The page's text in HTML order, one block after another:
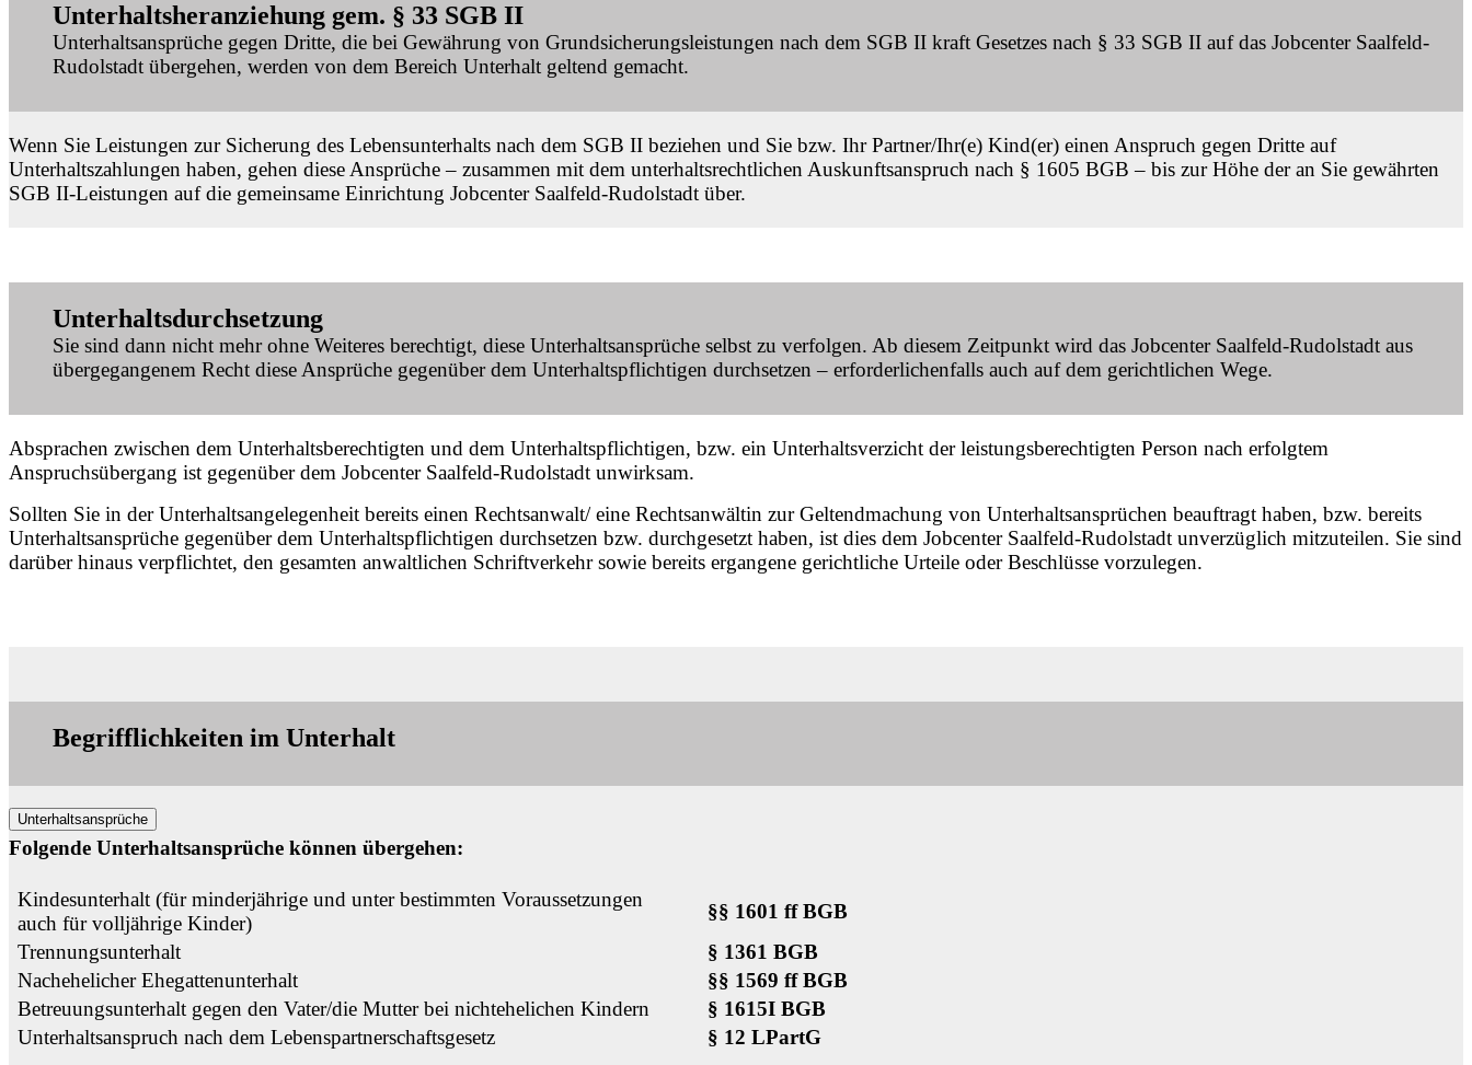
Unterhaltsheranziehung gem. § 33 SGB II
Unterhaltsansprüche gegen Dritte, die bei Gewährung von Grundsicherungsleistungen nach dem SGB II kraft Gesetzes nach § 33 SGB II auf das Jobcenter Saalfeld-
Rudolstadt übergehen, werden von dem Bereich Unterhalt geltend gemacht.
Wenn Sie Leistungen zur Sicherung des Lebensunterhalts nach dem SGB II beziehen und Sie bzw. Ihr Partner/Ihr(e) Kind(er) einen Anspruch gegen Dritte auf
Unterhaltszahlungen haben, gehen diese Ansprüche – zusammen mit dem unterhaltsrechtlichen Auskunftsanspruch nach § 1605 BGB – bis zur Höhe der an Sie gewährten
SGB II-Leistungen auf die gemeinsame Einrichtung Jobcenter Saalfeld-Rudolstadt über.
Unterhaltsdurchsetzung
Sie sind dann nicht mehr ohne Weiteres berechtigt, diese Unterhaltsansprüche selbst zu verfolgen. Ab diesem Zeitpunkt wird das Jobcenter Saalfeld-Rudolstadt aus
übergegangenem Recht diese Ansprüche gegenüber dem Unterhaltspflichtigen durchsetzen – erforderlichenfalls auch auf dem gerichtlichen Wege.
Absprachen zwischen dem Unterhaltsberechtigten und dem Unterhaltspflichtigen, bzw. ein Unterhaltsverzicht der leistungsberechtigten Person nach erfolgtem
Anspruchsübergang ist gegenüber dem Jobcenter Saalfeld-Rudolstadt unwirksam.
Sollten Sie in der Unterhaltsangelegenheit bereits einen Rechtsanwalt/ eine Rechtsanwältin zur Geltendmachung von Unterhaltsansprüchen beauftragt haben, bzw. bereits
Unterhaltsansprüche gegenüber dem Unterhaltspflichtigen durchsetzen bzw. durchgesetzt haben, ist dies dem Jobcenter Saalfeld-Rudolstadt unverzüglich mitzuteilen. Sie sind
darüber hinaus verpflichtet, den gesamten anwaltlichen Schriftverkehr sowie bereits ergangene gerichtliche Urteile oder Beschlüsse vorzulegen.
Begrifflichkeiten im Unterhalt
Unterhaltsansprüche
Folgende Unterhaltsansprüche können übergehen:
Kindesunterhalt (für minderjährige und unter bestimmten Voraussetzungen
auch für volljährige Kinder)
§§ 1601 ff BGB
Trennungsunterhalt
§ 1361 BGB
Nachehelicher Ehegattenunterhalt
§§ 1569 ff BGB
Betreuungsunterhalt gegen den Vater/die Mutter bei nichtehelichen Kindern
§ 1615I BGB
Unterhaltsanspruch nach dem Lebenspartnerschaftsgesetz
§ 12 LPartG